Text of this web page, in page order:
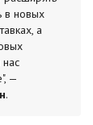
в новых
а
—
.